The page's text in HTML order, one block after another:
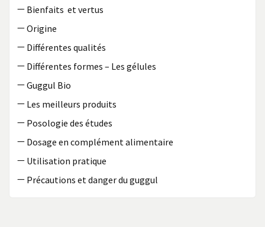
— Bienfaits et vertus
—Origine
— Différentes qualités
— Différentes formes – Les gélules
—Guggul Bio
— Les meilleurs produits
— Posologie des études
— Dosage en complément alimentaire
— Utilisation pratique
— Précautions et danger du guggul